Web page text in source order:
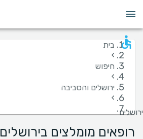
בית
›
חיפוש
›
ירושלים והסביבה
›
ירושלים
רופאים מומלצים בירושלים